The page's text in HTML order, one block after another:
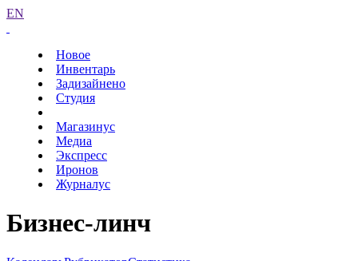
EN
Новое
Инвентарь
Задизайнено
Студия
Магазинус
Медиа
Экспресс
Иронов
Журналус
Бизнес-линч